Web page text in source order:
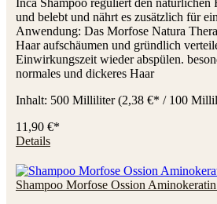
Inca Shampoo reguliert den natürlichen
und belebt und nährt es zusätzlich für
Anwendung: Das Morfose Natura
Haar aufschäumen und gründlich
Einwirkungszeit wieder abspülen.
normales und dickeres Haar
Inhalt: 500 Milliliter(2,38 €* / 100
11,90 €*
Details
Shampoo Morfose Ossion